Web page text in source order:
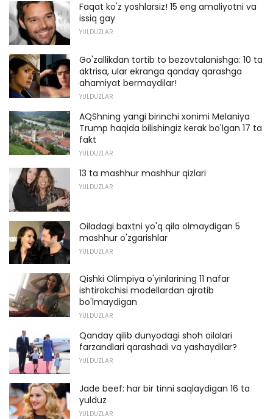
Faqat ko'z yoshlarsiz! 15 eng amaliyotni va
issiq gay
YULDUZLAR
Go'zallikdan tortib to bezovtalanishga: 10 ta
aktrisa, ular ekranga qanday qarashga
ahamiyat bermaydilar!
YULDUZLAR
AQShning yangi birinchi xonimi Melaniya
Trump haqida bilishingiz kerak bo'lgan 17 ta
fakt
YULDUZLAR
13 ta mashhur mashhur qizlari
YULDUZLAR
Oiladagi baxtni yo'q qila olmaydigan 5
mashhur o'zgarishlar
YULDUZLAR
Qishki Olimpiya o'yinlarining 11 nafar
ishtirokchisi modellardan ajratib
bo'lmaydigan
YULDUZLAR
Qanday qilib dunyodagi shoh oilalari
farzandlari qarashadi va yashaydilar?
YULDUZLAR
Jade beef: har bir tinni saqlaydigan 16 ta
yulduz
YULDUZLAR